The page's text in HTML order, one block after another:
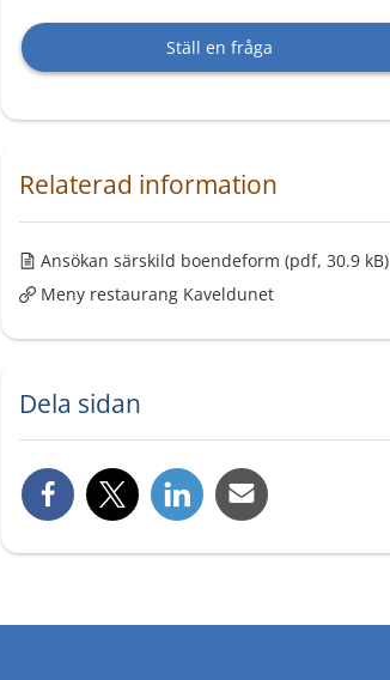
Ställ en fråga
Relaterad information
Ansökan särskild boendeform (pdf, 30.9 kB)
Meny restaurang Kaveldunet
Dela sidan